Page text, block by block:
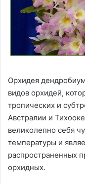
Орхидея
видов орхидей,
тропических и
Австралии и
великолепно себя
температуры и
распространенных
орхидных.